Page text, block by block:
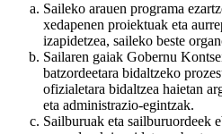
Saileko arauen programa
xedapenen proiektuak eta
izapidetzea, saileko beste
Sailaren gaiak Gobernu
batzordeetara bidaltzeko
ofizialetara bidaltzea haietan
eta administrazio-egintzak.
Sailburuak eta sailburuordeek